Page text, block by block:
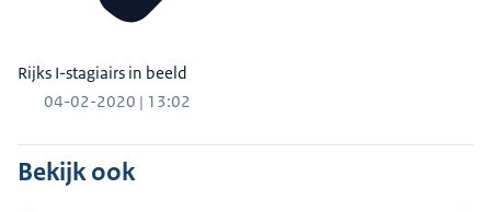
Rijks I-stagiairs in beeld
04-02-2020 | 13:02
Bekijk ook